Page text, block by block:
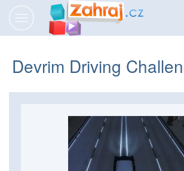
Devrim Driving